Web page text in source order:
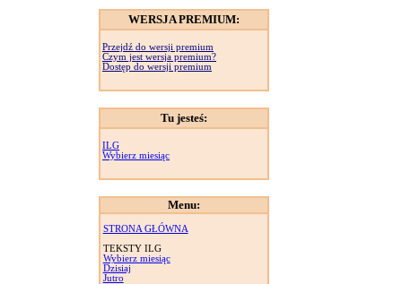
WERSJA PREMIUM:
Przejdź do wersji premium
Czym jest wersja premium?
Dostęp do wersji premium
Tu jesteś:
ILG
Wybierz miesiąc
Menu:
STRONA GŁÓWNA
TEKSTY ILG
Wybierz miesiąc
Dzisiaj
Jutro